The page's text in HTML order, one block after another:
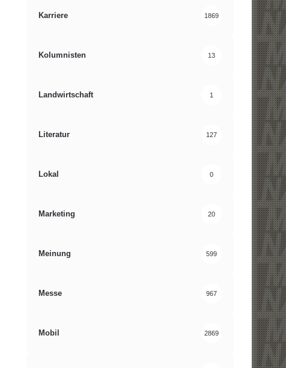
Karriere 1869
Kolumnisten 13
Landwirtschaft 1
Literatur 127
Lokal 0
Marketing 20
Meinung 599
Messe 967
Mobil 2869